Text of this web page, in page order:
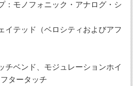
：モノフォニック・アナログ・シ
イテッド（ベロシティおよびアフ
チベンド、モジュレーションホイ
タータッチ